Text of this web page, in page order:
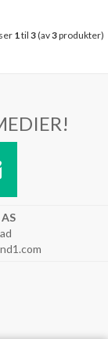
1til 3(av3produkter)